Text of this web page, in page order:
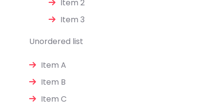
Item 2
Item 3
Unordered list
Item A
Item B
Item C